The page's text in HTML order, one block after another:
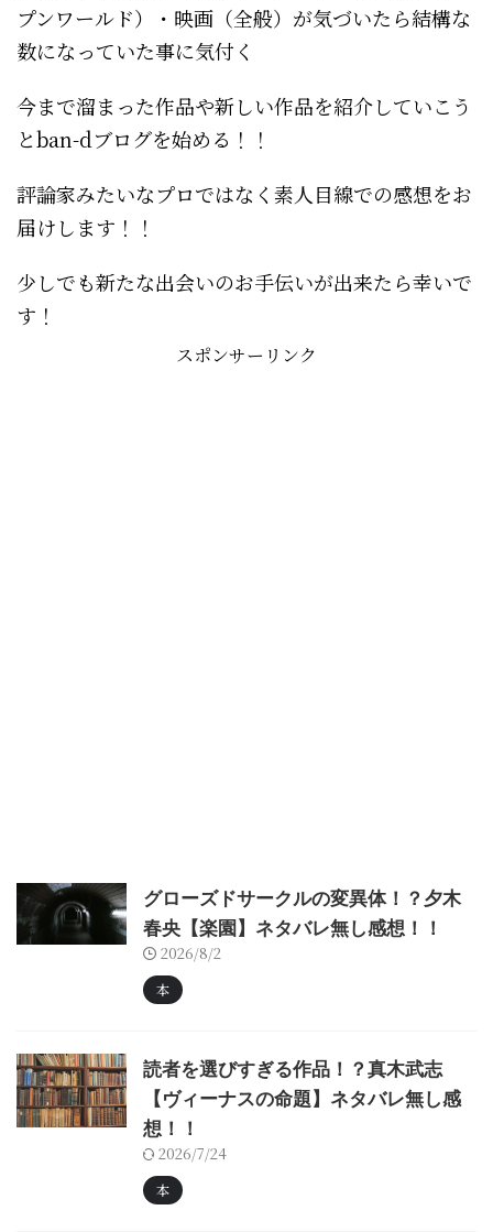
プンワールド）・映画（全般）が気づいたら結構な
数になっていた事に気付く
今まで溜まった作品や新しい作品を紹介していこう
とban-dブログを始める！！
評論家みたいなプロではなく素人目線での感想をお
届けします！！
少しでも新たな出会いのお手伝いが出来たら幸いで
す！
スポンサーリンク
グローズドサークルの変異体！？夕木
春央【楽園】ネタバレ無し感想！！
2026/8/2
本
読者を選びすぎる作品！？真木武志
【ヴィーナスの命題】ネタバレ無し感
想！！
2026/7/24
本